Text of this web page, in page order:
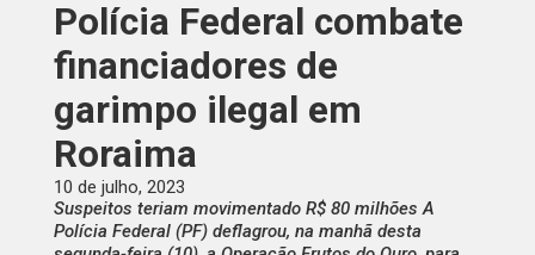
Polícia Federal combate
financiadores de
garimpo ilegal em
Roraima
10 de julho, 2023
Suspeitos teriam movimentado R$ 80 milhões A
Polícia Federal (PF) deflagrou, na manhã desta